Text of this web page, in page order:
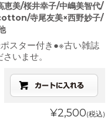
恵美/桜井幸子/中嶋美智代/
寺尾友美×西野妙子/
スター付き●※古い雑誌
いませ。
¥2,500(税込)